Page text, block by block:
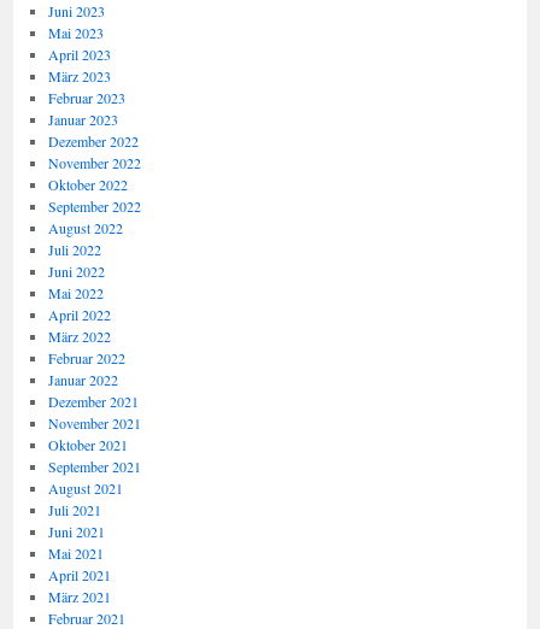
Juni 2023
Mai 2023
April 2023
März 2023
Februar 2023
Januar 2023
Dezember 2022
November 2022
Oktober 2022
September 2022
August 2022
Juli 2022
Juni 2022
Mai 2022
April 2022
März 2022
Februar 2022
Januar 2022
Dezember 2021
November 2021
Oktober 2021
September 2021
August 2021
Juli 2021
Juni 2021
Mai 2021
April 2021
März 2021
Februar 2021